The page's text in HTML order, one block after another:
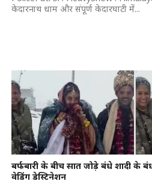
केदारनाथ धाम और संपूर्ण केदारघाटी में...
बर्फबारी के बीच सात जोड़े बंधे शादी के
वेडिंग डेस्टिनेशन